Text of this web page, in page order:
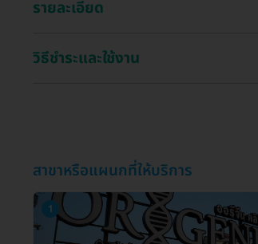
รายละเอียด
วิธีชำระและใช้งาน
สาขาหรือแผนกที่ให้บริการ
1